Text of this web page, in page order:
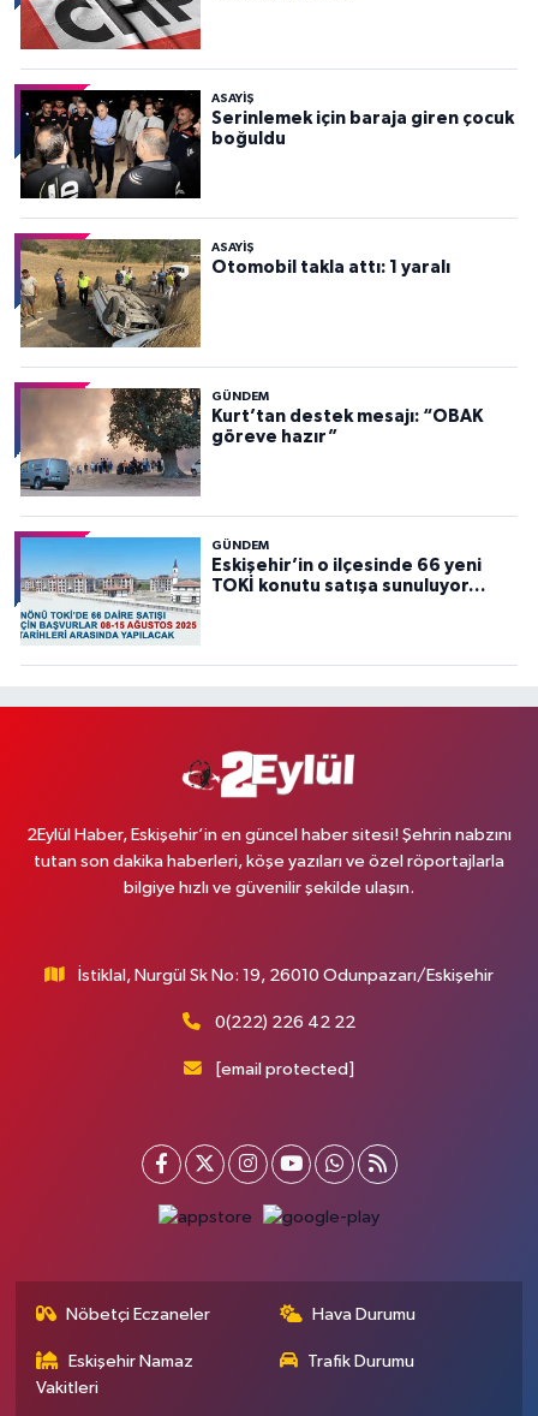
ASAYİŞ
Serinlemek için baraja giren çocuk
boğuldu
ASAYİŞ
Otomobil takla attı: 1 yaralı
GÜNDEM
Kurt’tan destek mesajı: “OBAK
göreve hazır”
GÜNDEM
Eskişehir’in o ilçesinde 66 yeni
TOKİ konutu satışa sunuluyor…
2Eylül Haber, Eskişehir’in en güncel haber sitesi! Şehrin nabzını
tutan son dakika haberleri, köşe yazıları ve özel röportajlarla
bilgiye hızlı ve güvenilir şekilde ulaşın.
İstiklal, Nurgül Sk No: 19, 26010 Odunpazarı/Eskişehir
0(222) 226 42 22
[email protected]
Nöbetçi Eczaneler Hava Durumu
Eskişehir Namaz
Vakitleri
Trafik Durumu